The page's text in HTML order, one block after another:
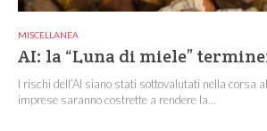
MISCELLANEA
AI: la “Luna di miele”
I rischi dell’AI siano stati sottovalutati nella corsa
imprese saranno costrette a rendere la...